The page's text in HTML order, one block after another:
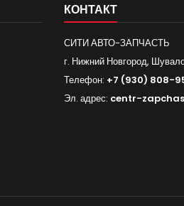
КОНТАКТ
СИТИ АВТО-ЗАПЧАСТЬ
г. Нижний Новгород,
Телефон: +7 (930) 808-
Эл. адрес: centr-